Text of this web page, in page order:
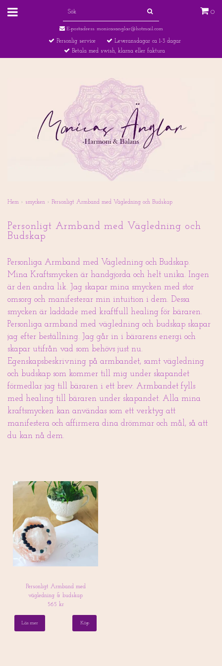
0
E-postadress: monicasanglar@hotmail.com
Personlig service
Leveransdagar ca 1-3 dagar
Betala med swish, klarna eller faktura
Hem › smycken › Personligt Armband med Vägledning och Budskap
Personligt Armband med Vägledning och
Budskap
Personliga Armband med Vägledning och Budskap.
Mina Kraftsmycken är handgjorda och helt unika. Ingen
är den andra lik. Jag skapar mina smycken med stor
omsorg och manifesterar min intuition i dem. Dessa
smycken är laddade med kraftfull healing för bäraren.
Personliga armband med vägledning och budskap skapar
jag efter beställning. Jag går in i bärarens energi och
skapar utifrån vad som behövs just nu.
Egenskapsbeskrivning på armbandet, samt vägledning
och budskap som kommer till mig under skapandet
förmedlar jag till bäraren i ett brev. Armbandet fylls
med healing till bäraren under skapandet. Alla mina
kraftsmycken kan användas som ett verktyg att
manifestera och affirmera dina drömmar och mål, så att
du kan nå dem.
Personligt Armband med
vägledning & budskap
565 kr
Läs mer Köp